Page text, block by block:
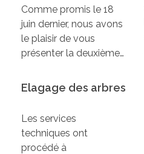
Comme promis le 18
juin dernier, nous avons
le plaisir de vous
présenter la deuxième…
Elagage des arbres
Les services
techniques ont
procédé à